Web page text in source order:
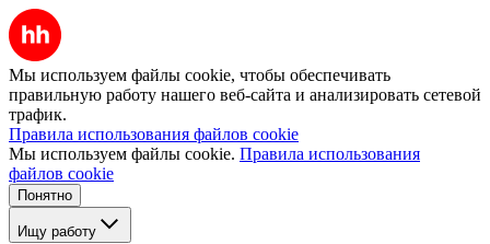
Мы используем файлы cookie, чтобы обеспечивать
правильную работу нашего веб-сайта и анализировать сетевой
трафик.
Правила использования файлов cookie
Мы используем файлы cookie. Правила использования
файлов cookie
Понятно
Ищу работу